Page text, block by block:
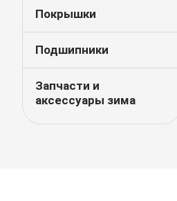
Покрышки
Подшипники
Запчасти и
аксессуары зима